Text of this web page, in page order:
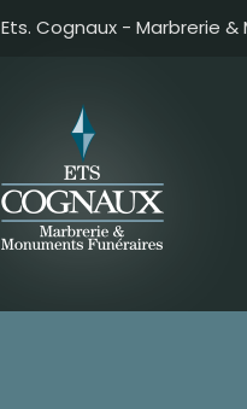
Ets. Cognaux - Marbrerie